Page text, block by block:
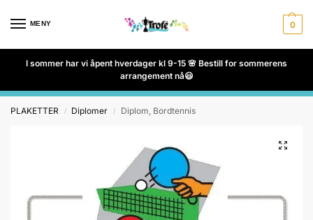
MENY 0
I sommer har vi åpent hverdager kl 9-15 🌸 Bestill for sommerens
arrangement nå😃
PLAKETTER / Diplomer / Diplom, Bordtennis